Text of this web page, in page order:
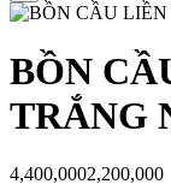
BỒN
TRẮNG
4,400,0002,200,000